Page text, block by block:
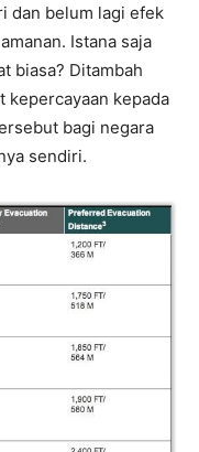
dan belum lagi efek
Istana saja
biasa? Ditambah
kepercayaan kepada
bagi negara
sendiri.